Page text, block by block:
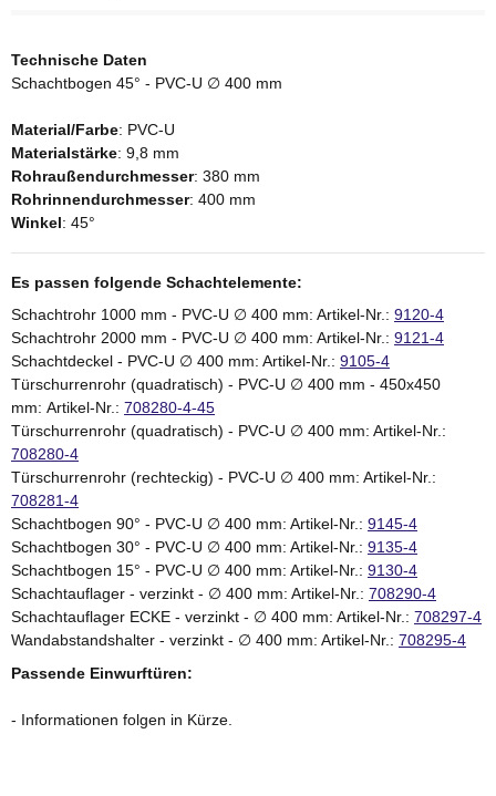
Technische Daten
Schachtbogen 45° - PVC-U ∅ 400 mm
Material/Farbe: PVC-U
Materialstärke: 9,8 mm
Rohraußendurchmesser: 380 mm
Rohrinnendurchmesser: 400 mm
Winkel: 45°
Es passen folgende Schachtelemente:
Schachtrohr 1000 mm - PVC-U ∅ 400 mm: Artikel-Nr.: 9120-4
Schachtrohr 2000 mm - PVC-U ∅ 400 mm: Artikel-Nr.: 9121-4
Schachtdeckel - PVC-U ∅ 400 mm: Artikel-Nr.: 9105-4
Türschurrenrohr (quadratisch) - PVC-U ∅ 400 mm - 450x450
mm: Artikel-Nr.: 708280-4-45
Türschurrenrohr (quadratisch) - PVC-U ∅ 400 mm: Artikel-Nr.:
708280-4
Türschurrenrohr (rechteckig) - PVC-U ∅ 400 mm: Artikel-Nr.:
708281-4
Schachtbogen 90° - PVC-U ∅ 400 mm: Artikel-Nr.: 9145-4
Schachtbogen 30° - PVC-U ∅ 400 mm: Artikel-Nr.: 9135-4
Schachtbogen 15° - PVC-U ∅ 400 mm: Artikel-Nr.: 9130-4
Schachtauflager - verzinkt - ∅ 400 mm: Artikel-Nr.: 708290-4
Schachtauflager ECKE - verzinkt - ∅ 400 mm: Artikel-Nr.: 708297-4
Wandabstandshalter - verzinkt - ∅ 400 mm: Artikel-Nr.: 708295-4
Passende Einwurftüren:
- Informationen folgen in Kürze.